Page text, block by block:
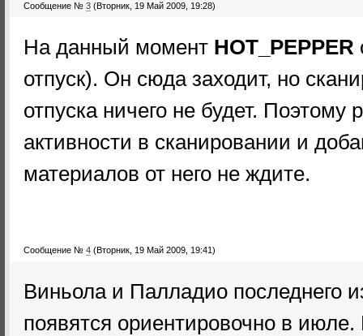
Сообщение № 3 (Вторник, 19 Май 2009, 19:28)
На данный момент HOT_PEPPER
отпуск). Он сюда заходит, но
отпуска ничего не будет.
активности в сканировании и
материалов от него не ждите.
Сообщение № 4 (Вторник, 19 Май 2009, 19:41)
Виньола и Палладио последнего
появятся ориентировочно в